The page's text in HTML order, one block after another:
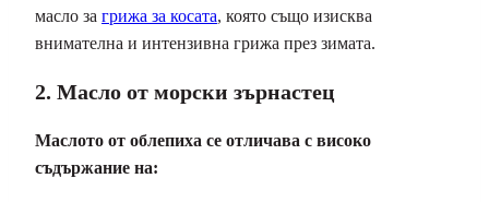
масло за грижа за косата, която също изисква
внимателна и интензивна грижа през зимата.
2. Масло от морски зърнастец
Маслото от облепиха се отличава с високо
съдържание на: